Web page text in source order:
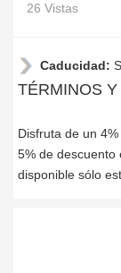
26 Vistas
Caducidad:
TÉRMINOS
Disfruta de un
5% de descuento
disponible sólo